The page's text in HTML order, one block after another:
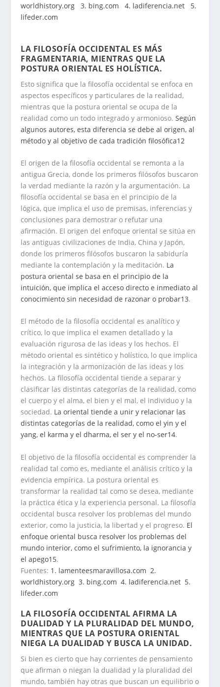
worldhistory.org3. bing.com4. ladiferencia.net 5.
lifeder.com
LA FILOSOFÍA OCCIDENTAL ES MÁS
FRAGMENTARIA, MIENTRAS QUE LA
POSTURA ORIENTAL ES HOLÍSTICA.
Esto significa que la filosofía occidental se enfoca en
aspectos específicos y particulares de la realidad,
mientras que la postura oriental se ocupa de la
realidad como un todo integrado y armonioso.Según
algunos autores, esta diferencia se debe al origen, al
método y al objetivo de cada tradición filosófica1 2
El origen de la filosofía occidental se remonta a la
antigua Grecia, donde los primeros filósofos buscaron
la verdad mediante la razón y la argumentación. La
filosofía occidental se basa en el principio de la
lógica, que implica el uso de premisas, inferencias y
conclusiones para demostrar o refutar una
afirmación. El origen del enfoque oriental se sitúa en
las antiguas civilizaciones de India, China y Japón,
donde los primeros filósofos buscaron la sabiduría
mediante la contemplación y la meditación. La
postura oriental se basa en el principio de la
intuición, que implica el acceso directo e inmediato al
conocimiento sin necesidad de razonar o probar13.
El método de la filosofía occidental es analítico y
crítico, lo que implica el examen detallado y la
evaluación rigurosa de las ideas y los hechos. El
método oriental es sintético y holístico, lo que implica
la integración y la armonización de las ideas y los
hechos. La filosofía occidental tiende a separar y
clasificar las distintas categorías de la realidad, como
el cuerpo y el alma, el bien y el mal, el individuo y la
sociedad. La oriental tiende a unir y relacionar las
distintas categorías de la realidad, como el yin y el
yang, el karma y el dharma, el ser y el no-ser14.
El objetivo de la filosofía occidental es comprender la
realidad tal como es, mediante el análisis crítico y la
evidencia empírica. La postura oriental es
transformar la realidad tal como se desea, mediante
la práctica ética y la experiencia personal. La filosofía
occidental busca resolver los problemas del mundo
exterior, como la justicia, la libertad y el progreso. El
enfoque oriental busca resolver los problemas del
mundo interior, como el sufrimiento, la ignorancia y
el apego1 5.
Fuentes: 1. lamenteesmaravillosa.com 2.
worldhistory.org3. bing.com4. ladiferencia.net 5.
lifeder.com
LA FILOSOFÍA OCCIDENTAL AFIRMA LA
DUALIDAD Y LA PLURALIDAD DEL MUNDO,
MIENTRAS QUE LA POSTURA ORIENTAL
NIEGA LA DUALIDAD Y BUSCA LA UNIDAD.
Si bien es cierto que hay corrientes de pensamiento
que afirman o niegan la dualidad y la pluralidad del
mundo, también hay otras que buscan un equilibrio o